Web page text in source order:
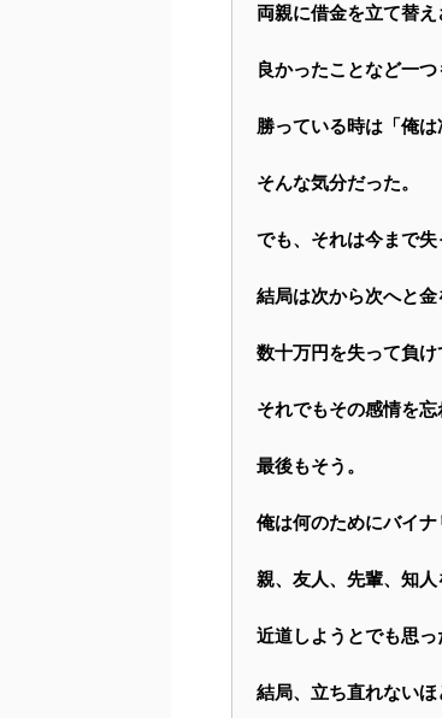
両親に借金を立て替
良かったことなど一つ
勝っている時は「俺は
そんな気分だった。
でも、それは今まで失
結局は次から次へと金
数十万円を失って負け
それでもその感情を忘
最後もそう。
俺は何のためにバイ
親、友人、先輩、知人
近道しようとでも思っ
結局、立ち直れないほ